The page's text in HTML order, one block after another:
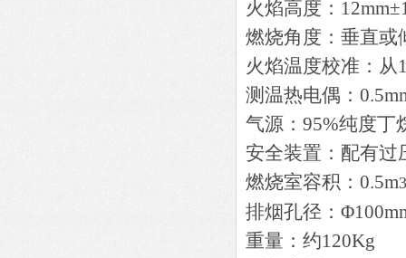
火焰高度：
燃烧角度：垂直或
火焰温度校准：从
测温热电偶：
气源：95%纯度丁
安全装置：配有过
燃烧室容积：0.5m
排烟孔径：
重量：约120Kg